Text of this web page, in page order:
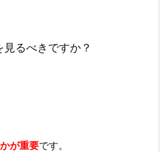
るべきですか？
が重要です。